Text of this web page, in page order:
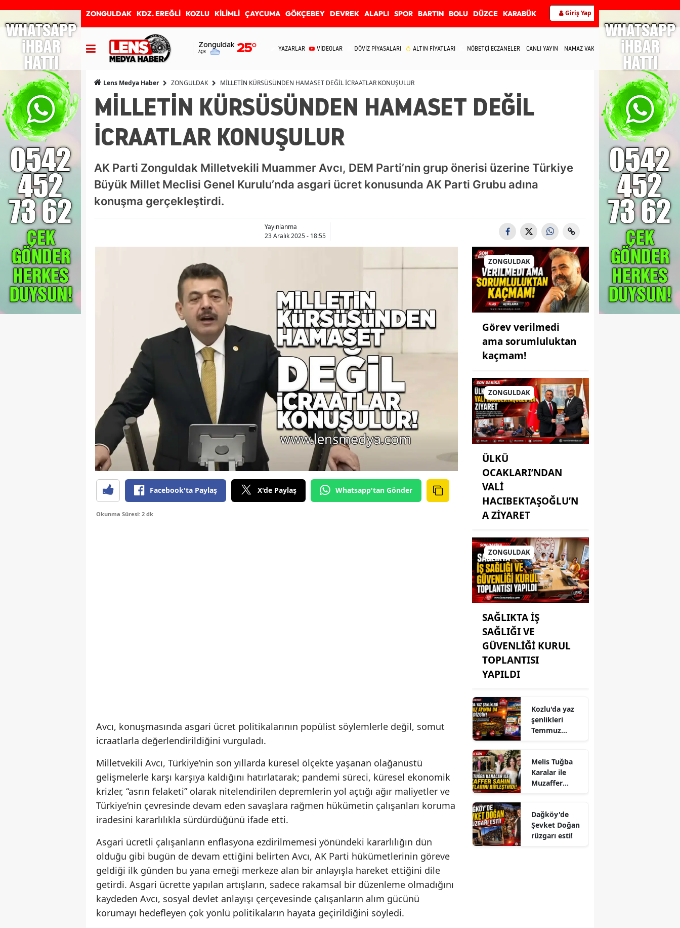
ZONGULDAK KDZ. EREĞLİ KOZLU KİLİMLİ ÇAYCUMA GÖKÇEBEY DEVREK ALAPLI SPOR BARTIN BOLU DÜZCE KARABÜK Giriş Yap
Zonguldak
Açık 25° YAZARLAR VİDEOLAR DÖVİZ PİYASALARI ALTIN FİYATLARI NÖBETÇİ ECZANELER CANLI YAYIN NAMAZ VAKİTLERİ İLETİŞİM
Lens Medya Haber ZONGULDAK MİLLETİN KÜRSÜSÜNDEN HAMASET DEĞİL İCRAATLAR KONUŞULUR
MİLLETİN KÜRSÜSÜNDEN HAMASET DEĞİL
İCRAATLAR KONUŞULUR
AK Parti Zonguldak Milletvekili Muammer Avcı, DEM Parti’nin grup önerisi üzerine Türkiye
Büyük Millet Meclisi Genel Kurulu’nda asgari ücret konusunda AK Parti Grubu adına
konuşma gerçekleştirdi.
Yayınlanma
23 Aralık 2025 - 18:55
Facebook'ta Paylaş X'de Paylaş Whatsapp'tan Gönder
Okunma Süresi: 2 dk
Avcı, konuşmasında asgari ücret politikalarının popülist söylemlerle değil, somut
icraatlarla değerlendirildiğini vurguladı.
Milletvekili Avcı, Türkiye’nin son yıllarda küresel ölçekte yaşanan olağanüstü
gelişmelerle karşı karşıya kaldığını hatırlatarak; pandemi süreci, küresel ekonomik
krizler, “asrın felaketi” olarak nitelendirilen depremlerin yol açtığı ağır maliyetler ve
Türkiye’nin çevresinde devam eden savaşlara rağmen hükümetin çalışanları koruma
iradesini kararlılıkla sürdürdüğünü ifade etti.
Asgari ücretli çalışanların enflasyona ezdirilmemesi yönündeki kararlılığın dün
olduğu gibi bugün de devam ettiğini belirten Avcı, AK Parti hükümetlerinin göreve
geldiği ilk günden bu yana emeği merkeze alan bir anlayışla hareket ettiğini dile
getirdi. Asgari ücrette yapılan artışların, sadece rakamsal bir düzenleme olmadığını
kaydeden Avcı, sosyal devlet anlayışı çerçevesinde çalışanların alım gücünü
korumayı hedefleyen çok yönlü politikaların hayata geçirildiğini söyledi.
ZONGULDAK
Görev verilmedi
ama sorumluluktan
kaçmam!
ZONGULDAK
ÜLKÜ
OCAKLARI’NDAN
VALİ
HACIBEKTAŞOĞLU’N
A ZİYARET
ZONGULDAK
SAĞLIKTA İŞ
SAĞLIĞI VE
GÜVENLİĞİ KURUL
TOPLANTISI
YAPILDI
Kozlu'da yaz
şenlikleri
Temmuz
ediyor!
Melis Tuğba
Karalar ile
Muzaffer
Birleştirdi!
Dağköy'de
Şevket Doğan
rüzgarı esti!